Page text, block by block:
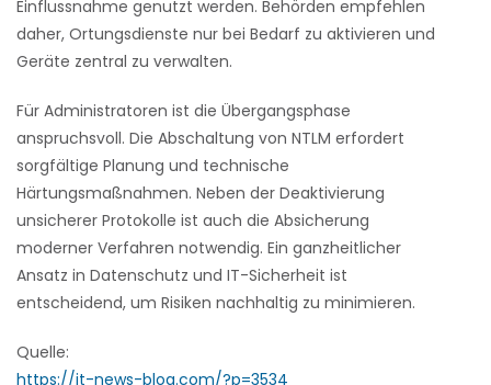
Einflussnahme genutzt werden. Behörden empfehlen
daher, Ortungsdienste nur bei Bedarf zu aktivieren und
Geräte zentral zu verwalten.
Für Administratoren ist die Übergangsphase
anspruchsvoll. Die Abschaltung von NTLM erfordert
sorgfältige Planung und technische
Härtungsmaßnahmen. Neben der Deaktivierung
unsicherer Protokolle ist auch die Absicherung
moderner Verfahren notwendig. Ein ganzheitlicher
Ansatz in Datenschutz und IT-Sicherheit ist
entscheidend, um Risiken nachhaltig zu minimieren.
Quelle:
https://it-news-blog.com/?p=3534